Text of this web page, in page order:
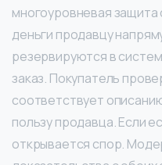
многоуровневая
деньги продавцу
резервируются в
заказ. Покупатель
соответствует
пользу продавца. Если
открывается спор.